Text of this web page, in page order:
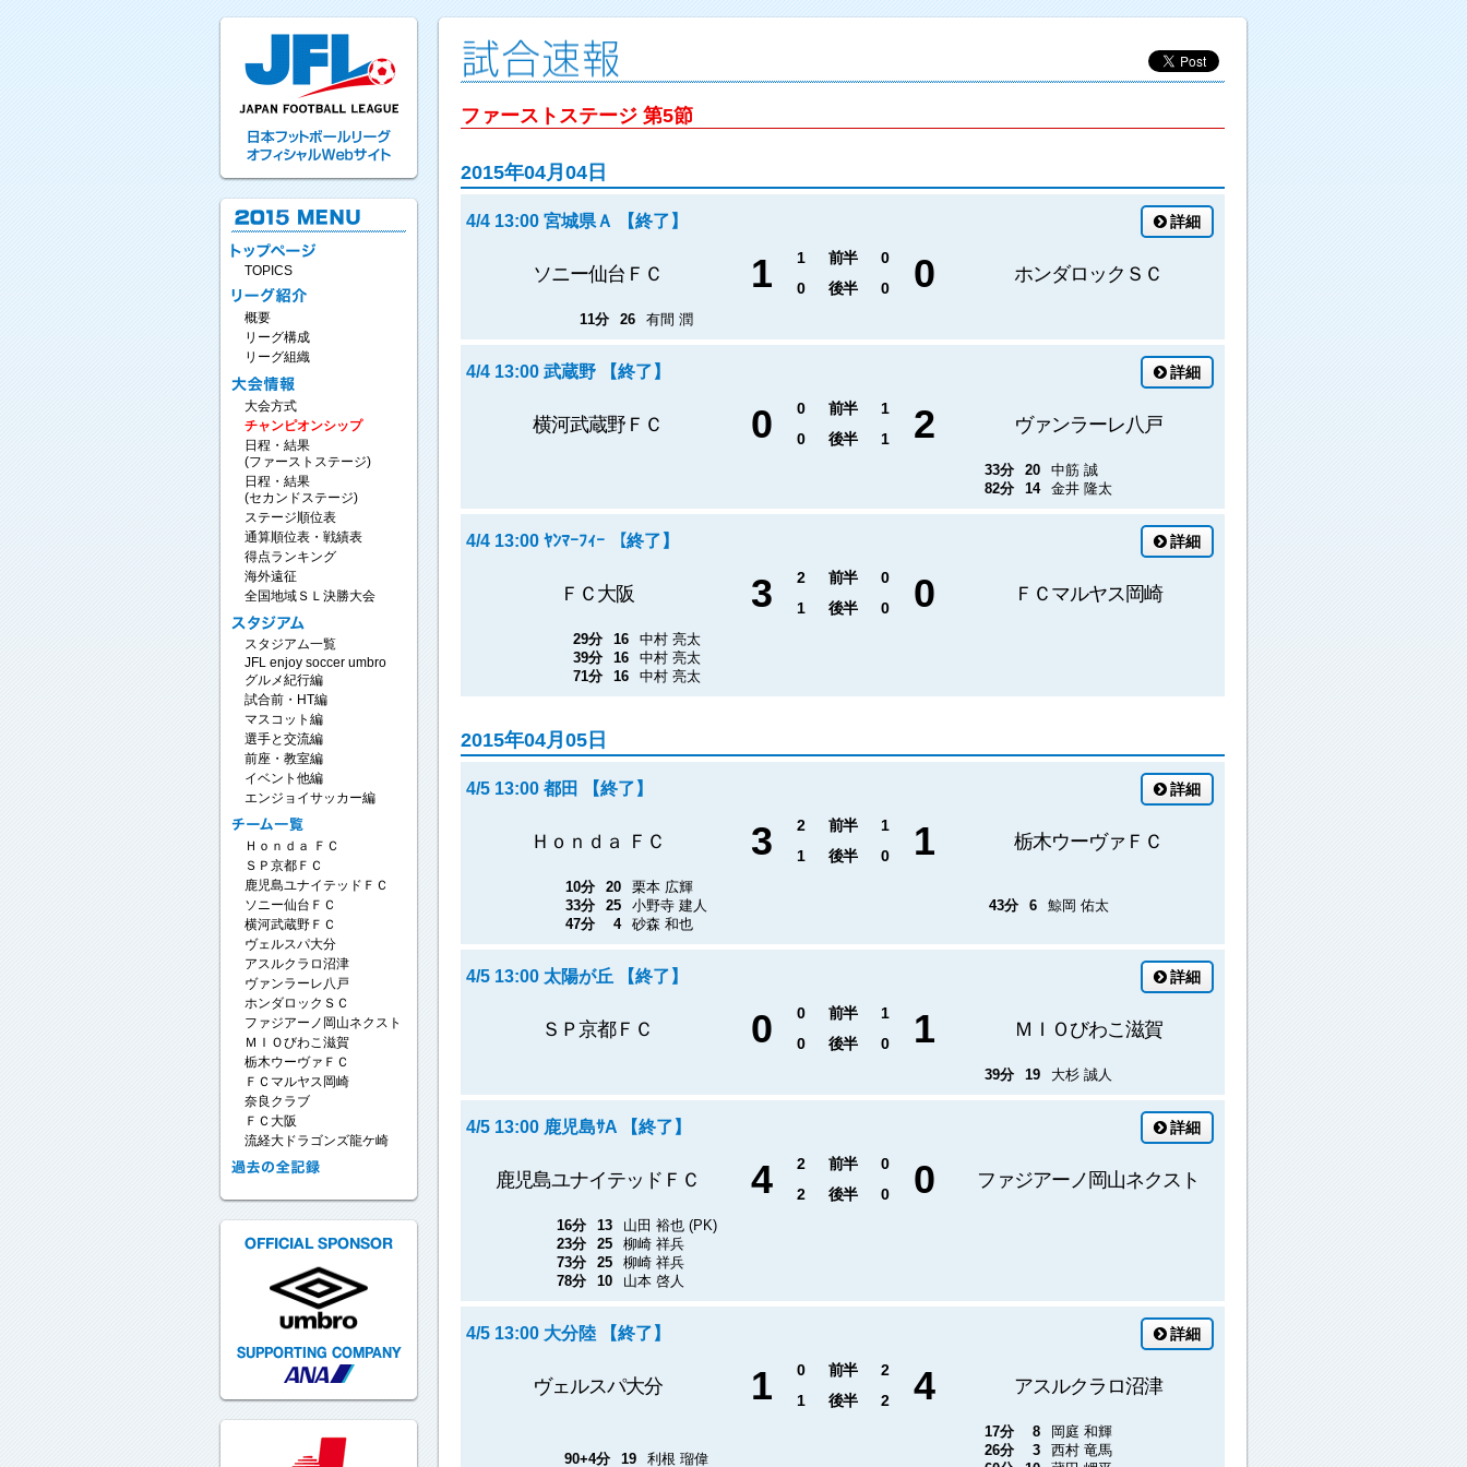
ファーストステージ 第5節
2015年04月04日
4/4 13:00 宮城県Ａ 【終了】 詳細
ソニー仙台ＦＣ 1 1 前半 0 0 ホンダロックＳＣ
0 後半 0
11分 26 有間 潤
4/4 13:00 武蔵野 【終了】 詳細
横河武蔵野ＦＣ 0 0 前半 1 2 ヴァンラーレ八戸
0 後半 1
33分 20
中筋 誠
82分
14 金井 隆太
4/4 13:00 ﾔﾝﾏｰﾌｨｰ 【終了】 詳細
ＦＣ大阪 3 2 前半 0 0 ＦＣマルヤス岡崎
1 後半 0
29分 16
中村 亮太
39分
16
中村 亮太
71分
16 中村 亮太
2015年04月05日
4/5 13:00 都田 【終了】 詳細
Ｈｏｎｄａ ＦＣ 3 2 前半 1 1 栃木ウーヴァＦＣ
1 後半 0
10分 20
栗本 広輝
33分
25
小野寺 建人
47分
4 砂森 和也
43分 6 鯨岡 佑太
4/5 13:00 太陽が丘 【終了】 詳細
ＳＰ京都ＦＣ 0 0 前半 1 1 ＭＩＯびわこ滋賀
0 後半 0
39分 19 大杉 誠人
4/5 13:00 鹿児島ｻA 【終了】 詳細
鹿児島ユナイテッドＦＣ 4 2 前半 0 0 ファジアーノ岡山ネクスト
2 後半 0
16分 13
山田 裕也 (PK)
23分
25
柳崎 祥兵
73分
25
柳崎 祥兵
78分
10 山本 啓人
4/5 13:00 大分陸 【終了】 詳細
ヴェルスパ大分 1 0 前半 2 4 アスルクラロ沼津
1 後半 2
90+4分 19 利根 瑠偉
17分 8
岡庭 和輝
26分
3
西村 竜馬
TOPICS
概要
リーグ構成
リーグ組織
大会方式
チャンピオンシップ
日程・結果
(ファーストステージ)
日程・結果
(セカンドステージ)
ステージ順位表
通算順位表・戦績表
得点ランキング
海外遠征
全国地域ＳＬ決勝大会
スタジアム一覧
JFL enjoy soccer umbro
グルメ紀行編
試合前・HT編
マスコット編
選手と交流編
前座・教室編
イベント他編
エンジョイサッカー編
Ｈｏｎｄａ ＦＣ
ＳＰ京都ＦＣ
鹿児島ユナイテッドＦＣ
ソニー仙台ＦＣ
横河武蔵野ＦＣ
ヴェルスパ大分
アスルクラロ沼津
ヴァンラーレ八戸
ホンダロックＳＣ
ファジアーノ岡山ネクスト
ＭＩＯびわこ滋賀
栃木ウーヴァＦＣ
ＦＣマルヤス岡崎
奈良クラブ
ＦＣ大阪
流経大ドラゴンズ龍ケ崎